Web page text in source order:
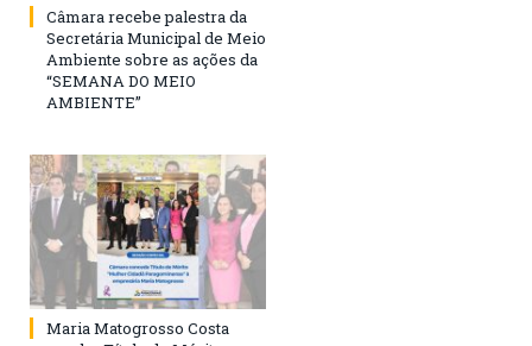
Câmara recebe palestra da
Secretária Municipal de Meio
Ambiente sobre as ações da
“SEMANA DO MEIO
AMBIENTE”
Maria Matogrosso Costa